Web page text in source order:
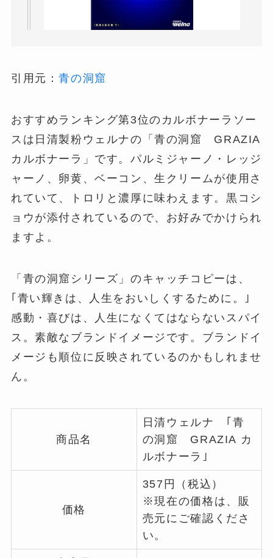
引用元：青の洞窟
おすすめランキング第3位のカルボナーラソー
スは日清製粉ウェルナの「青の洞窟 GRAZIA
カルボナーラ」です。パルミジャーノ・レッジ
ャーノ、卵黄、ベーコン、生クリームが使用さ
れていて、トロリと濃厚に味わえます。黒コシ
ョウが添付されているので、お好みでかけられ
ますよ。
「青の洞窟シリーズ」のキャッチコピーは、
｢青い輝きは、人生をおいしくするために。｣
感動・喜びは、人生になくてはならないスパイ
ス。素敵なブランドイメージです。ブランドイ
メージも順位に反映されているのかもしれませ
ん。
商品名
日清ウェルナ ｢青
の洞窟 GRAZIA カ
ルボナーラ｣
価格
357円（税込）
※現在の価格は、販
売元にご確認くださ
い。